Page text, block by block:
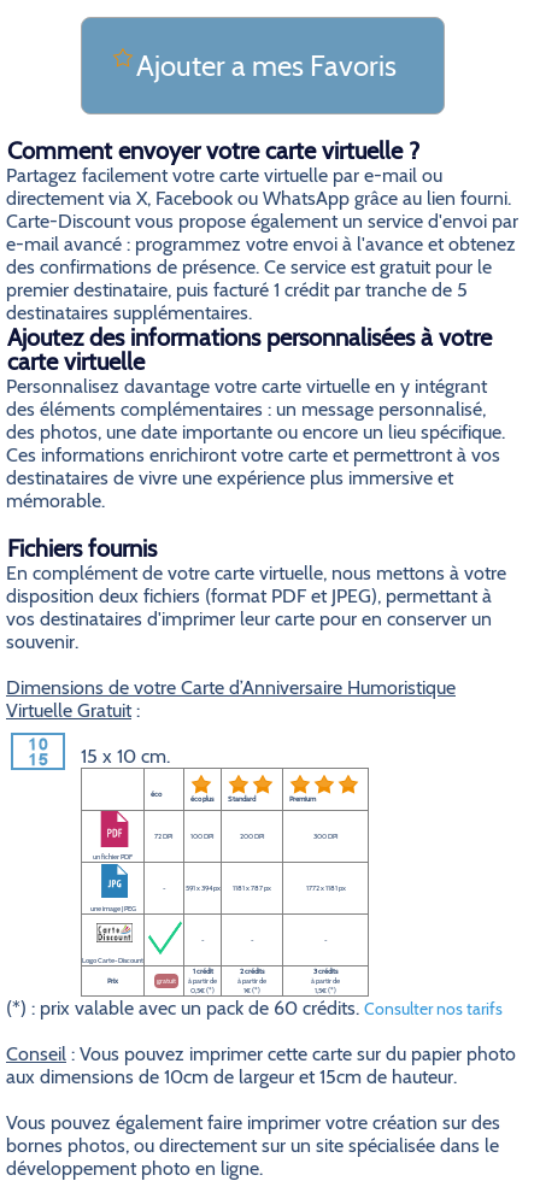
Ajouter a mes Favoris
Comment envoyer votre carte virtuelle ?
Partagez facilement votre carte virtuelle par e-mail ou
directement via X, Facebook ou WhatsApp grâce au lien fourni.
Carte-Discount vous propose également un service d'envoi par
e-mail avancé : programmez votre envoi à l'avance et obtenez
des confirmations de présence. Ce service est gratuit pour le
premier destinataire, puis facturé 1 crédit par tranche de 5
destinataires supplémentaires.
Ajoutez des informations personnalisées à votre
carte virtuelle
Personnalisez davantage votre carte virtuelle en y intégrant
des éléments complémentaires : un message personnalisé,
des photos, une date importante ou encore un lieu spécifique.
Ces informations enrichiront votre carte et permettront à vos
destinataires de vivre une expérience plus immersive et
mémorable.
Fichiers fournis
En complément de votre carte virtuelle, nous mettons à votre
disposition deux fichiers (format PDF et JPEG), permettant à
vos destinataires d'imprimer leur carte pour en conserver un
souvenir.
Dimensions de votre Carte d’Anniversaire Humoristique
Virtuelle Gratuit:
15 x 10 cm.
éco éco plus Standard Premium
un fichier PDF
72 DPI 100 DPI 200 DPI 300 DPI
une image JPEG
- 591 x 394 px 1181 x 787 px 1772 x 1181 px
Logo Carte-Discount
- - -
Prix gratuit
1 crédit
à partir de
0,5€ (*)
2 crédits
à partir de
1€ (*)
3 crédits
à partir de
1,5€ (*)
(*) : prix valable avec un pack de 60 crédits. Consulter nos tarifs
Conseil : Vous pouvez imprimer cette carte sur du papier photo
aux dimensions de 10cm de largeur et 15cm de hauteur.
Vous pouvez également faire imprimer votre création sur des
bornes photos, ou directement sur un site spécialisée dans le
développement photo en ligne.